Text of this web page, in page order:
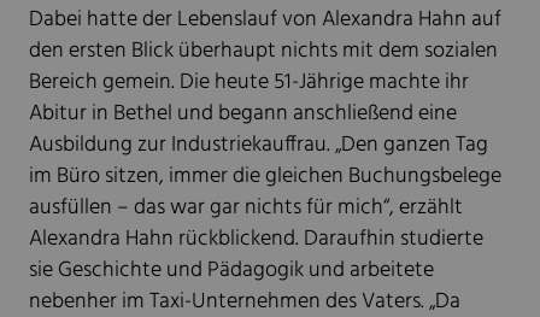
Dabei hatte der Lebenslauf von Alexandra Hahn auf
den ersten Blick überhaupt nichts mit dem sozialen
Bereich gemein. Die heute 51-Jährige machte ihr
Abitur in Bethel und begann anschließend eine
Ausbildung zur Industriekauffrau. „Den ganzen Tag
im Büro sitzen, immer die gleichen Buchungsbelege
ausfüllen – das war gar nichts für mich“, erzählt
Alexandra Hahn rückblickend. Daraufhin studierte
sie Geschichte und Pädagogik und arbeitete
nebenher im Taxi-Unternehmen des Vaters. „Da